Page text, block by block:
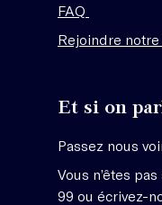
FAQ
Rejoindre
Et si on
Passez nous
Vous n’êtes
99 ou écrivez-